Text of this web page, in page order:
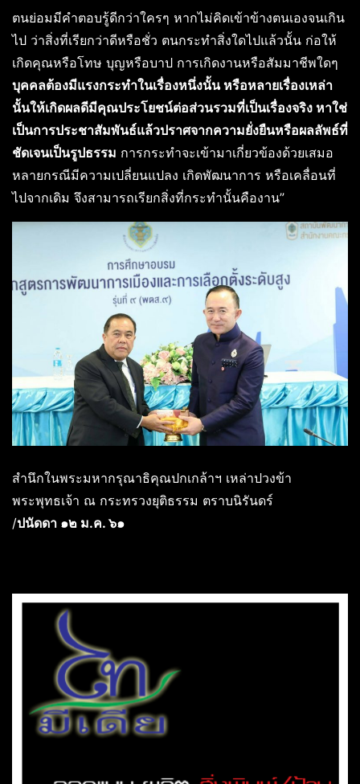
ตนย่อมมีคำตอบรู้ดีกว่าใครๆ หากไม่คิดเข้าข้างตนเองจนเกิน
ไป ว่าสิ่งที่เรียกว่าดีหรือชั่ว ตนกระทำสิ่งใดไปแล้วนั้น ก่อให้
เกิดคุณหรือโทษ บุญหรือบาป การเกิดงานหรือสัมมาชีพใดๆ
บุคคลต้องมีแรงกระทำในเรื่องหนึ่งนั้น หรือหลายเรื่องเหล่า
นั้นให้เกิดผลดีมีคุณประโยชน์ต่อส่วนรวมที่เป็นเรื่องจริง หาใช่
เป็นการประชาสัมพันธ์แล้วปราศจากความยั่งยืนหรือผลลัพธ์ที่
ชัดเจนเป็นรูปธรรม การกระทำจะเข้ามาเกี่ยวข้องด้วยเสมอ
หลายกรณีมีความเปลี่ยนแปลง เกิดพัฒนาการ หรือเคลื่อนที่
ไปจากเดิม จึงสามารถเรียกสิ่งที่กระทำนั้นคืองาน”
สำนึกในพระมหากรุณาธิคุณปกเกล้าฯ เหล่าปวงข้า
พระพุทธเจ้า ณ กระทรวงยุติธรรม ตราบนิรันดร์
/ปนัดดา ๑๒ ม.ค. ๖๑